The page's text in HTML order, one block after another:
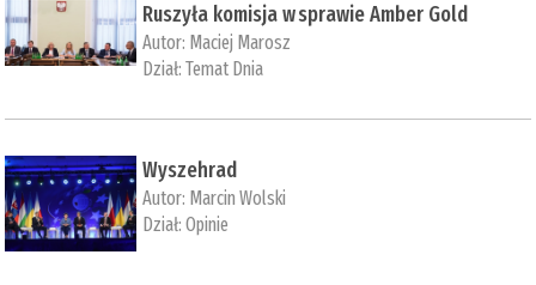
Ruszyła komisja w sprawie Amber Gold
Autor: Maciej Marosz
Dział:Temat Dnia
Wyszehrad
Autor: Marcin Wolski
Dział:Opinie